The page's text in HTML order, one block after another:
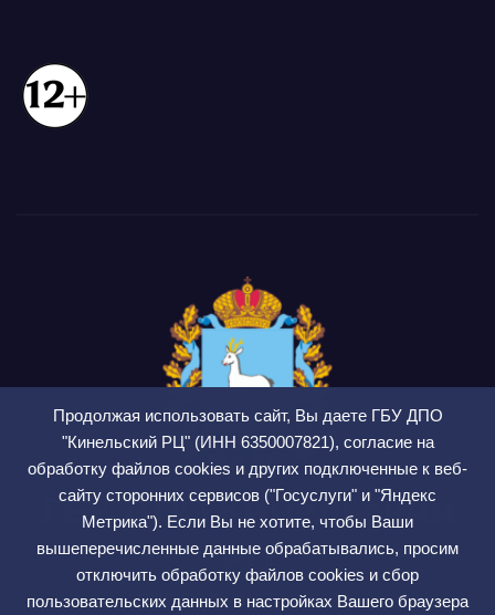
Продолжая использовать сайт, Вы даете ГБУ ДПО
"Кинельский РЦ" (ИНН 6350007821), согласие на
обработку файлов cookies и других подключенные к веб-
сайту сторонних сервисов ("Госуслуги" и "Яндекс
Метрика"). Если Вы не хотите, чтобы Ваши
вышеперечисленные данные обрабатывались, просим
отключить обработку файлов cookies и сбор
пользовательских данных в настройках Вашего браузера
ГБУ ДПО Кинельский
РЦ
СМИ ЭЛ № ФС 77 — 75564